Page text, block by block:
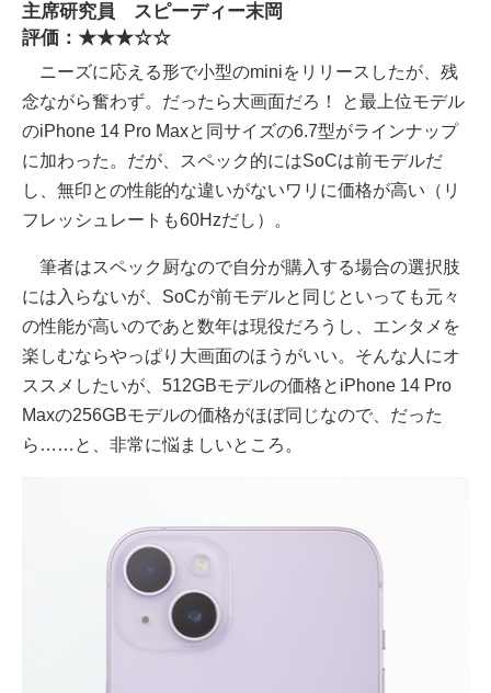
主席研究員 スピーディー末岡
評価：★★★☆☆
ニーズに応える形で小型のminiをリリースしたが、残
念ながら奮わず。だったら大画面だろ！ と最上位モデル
のiPhone 14 Pro Maxと同サイズの6.7型がラインナップ
に加わった。だが、スペック的にはSoCは前モデルだ
し、無印との性能的な違いがないワリに価格が高い（リ
フレッシュレートも60Hzだし）。
筆者はスペック厨なので自分が購入する場合の選択肢
には入らないが、SoCが前モデルと同じといっても元々
の性能が高いのであと数年は現役だろうし、エンタメを
楽しむならやっぱり大画面のほうがいい。そんな人にオ
ススメしたいが、512GBモデルの価格とiPhone 14 Pro
Maxの256GBモデルの価格がほぼ同じなので、だった
ら……と、非常に悩ましいところ。